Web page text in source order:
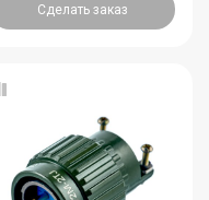
Сделать заказ